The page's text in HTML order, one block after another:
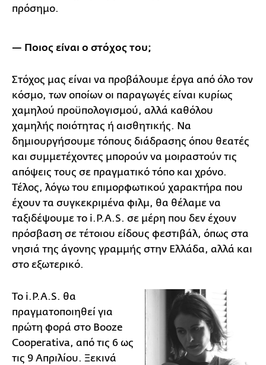
πρόσημο.
— Ποιος είναι ο στόχος του;
Στόχος μας είναι να προβάλουμε έργα από όλο τον
κόσμο, των οποίων οι παραγωγές είναι κυρίως
χαμηλού προϋπολογισμού, αλλά καθόλου
χαμηλής ποιότητας ή αισθητικής. Να
δημιουργήσουμε τόπους διάδρασης όπου θεατές
και συμμετέχοντες μπορούν να μοιραστούν τις
απόψεις τους σε πραγματικό τόπο και χρόνο.
Τέλος, λόγω του επιμορφωτικού χαρακτήρα που
έχουν τα συγκεκριμένα φιλμ, θα θέλαμε να
ταξιδέψουμε το i.P.A.S. σε μέρη που δεν έχουν
πρόσβαση σε τέτοιου είδους φεστιβάλ, όπως στα
νησιά της άγονης γραμμής στην Ελλάδα, αλλά και
στο εξωτερικό.
Το i.P.A.S. θα
πραγματοποιηθεί για
πρώτη φορά στο Booze
Cooperativa, από τις 6 ως
τις 9 Απριλίου. Ξεκινά